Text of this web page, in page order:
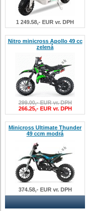
1 249.58,- EUR vr. DPH
Nitro minicross Apollo 49 cc
zelená
299.00,- EUR vr. DPH
266.25,- EUR vr. DPH
Minicross Ultimate Thunder
49 ccm modrá
374.58,- EUR vr. DPH